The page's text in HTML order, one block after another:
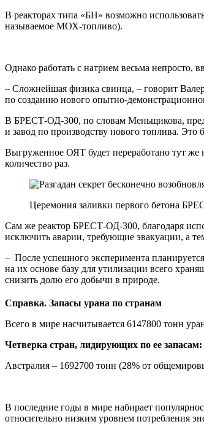
В реакторах типа «БН» возможно
называемое МОХ-топливо).
Однако работать с натрием весьма
– Сложнейшая физика свинца, – говорит
по созданию нового опытно-
В БРЕСТ-ОД-300, по словам Меньщикова,
и завод по производству нового топлива.
Выгруженное ОЯТ будет переработано тут же
количество раз.
Церемония заливки первого бетона
Сам же реактор БРЕСТ-ОД-300, благодаря
исключить аварии, требующие эвакуации, а
– После успешного эксперимента
на их основе базу для утилизации всего
снизить долю его добычи в природе.
Справка. Запасы урана по странам
Всего в мире насчитывается 6147800 тонн
Четверка стран, лидирующих по ее запасам:
Австралия – 1692700 тонн (28% от
В последние годы в мире набирает
относительно низким уровнем потребления